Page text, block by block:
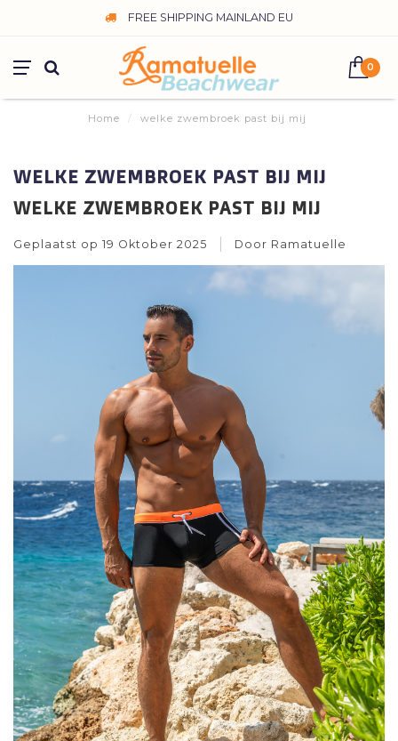
FREE SHIPPING MAINLAND EU
0
Home / welke zwembroek past bij mij
WELKE ZWEMBROEK PAST BIJ MIJ
WELKE ZWEMBROEK PAST BIJ MIJ
Geplaatst op 19 Oktober 2025 Door Ramatuelle